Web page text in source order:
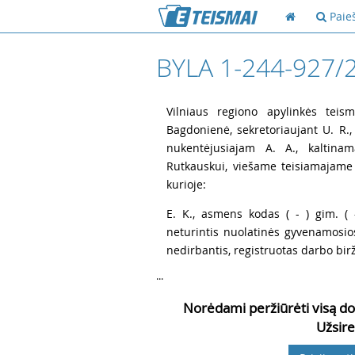
BYLA 1-244-927/
Vilniaus regiono apylinkės
Bagdonienė, sekretoriaujant U.
nukentėjusiajam A. A.,
Rutkauskui, viešame
kurioje:
E. K., asmens kodas ( - ) gim. (
neturintis nuolatinės
nedirbantis, registruotas darbo
...
Norėdami peržiūrėti visą